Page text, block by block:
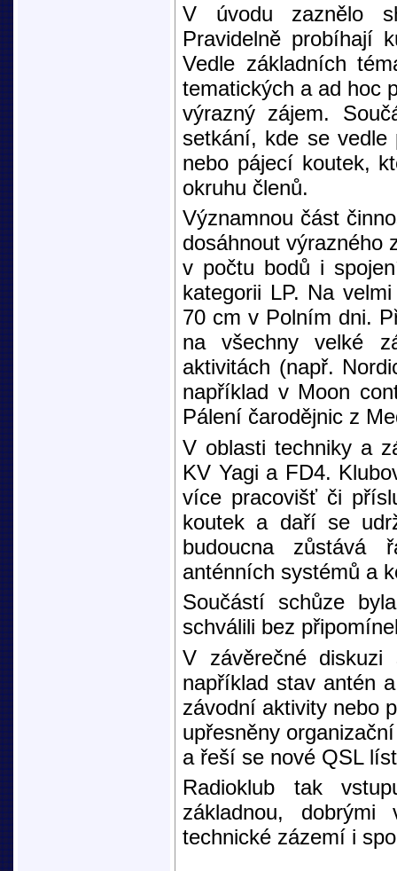
V úvodu zaznělo
Pravidelně probíhají
Vedle základních
tematických a ad hoc
výrazný zájem.
setkání, kde se vedle
nebo pájecí koutek,
okruhu členů.
Významnou část
dosáhnout výrazného
v počtu bodů i
kategorii LP. Na
70 cm v Polním dni.
na všechny velké
aktivitách (např.
například v Moon
Pálení čarodějnic z
V oblasti techniky a
KV Yagi a FD4.
více pracovišť či
koutek a daří se
budoucna zůstává
anténních systémů a
Součástí schůze
schválili bez
V závěrečné
například stav antén
závodní aktivity nebo
upřesněny
a řeší se nové QSL
Radioklub tak
základnou,
technické zázemí i